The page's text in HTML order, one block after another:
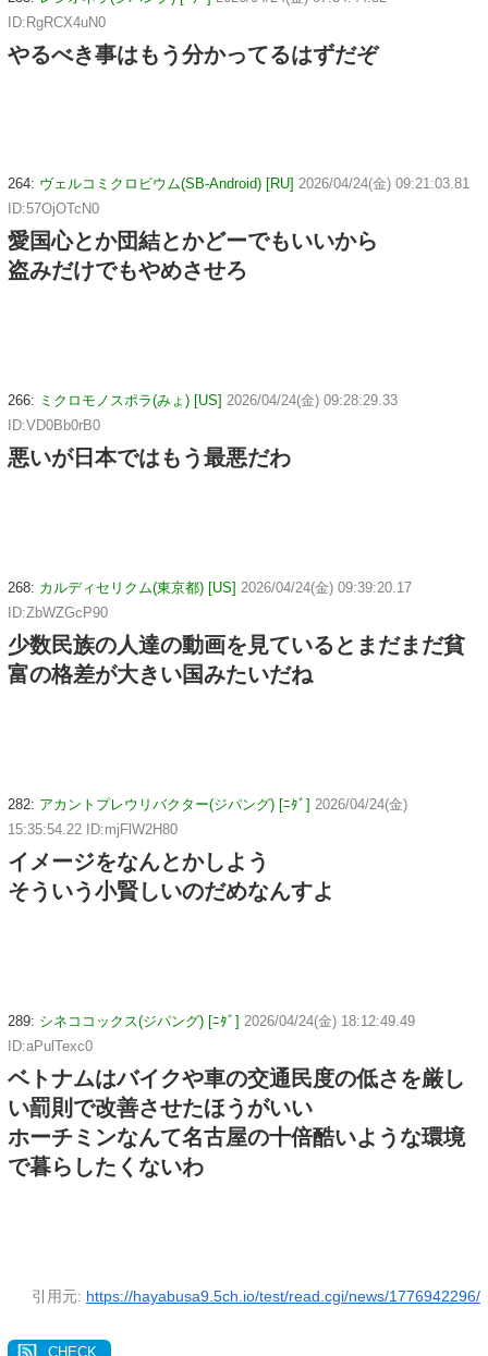
ID:RgRCX4uN0
やるべき事はもう分かってるはずだぞ
264: ヴェルコミクロビウム(SB-Android) [RU] 2026/04/24(金) 09:21:03.81
ID:57OjOTcN0
愛国心とか団結とかどーでもいいから
盗みだけでもやめさせろ
266: ミクロモノスポラ(みょ) [US] 2026/04/24(金) 09:28:29.33
ID:VD0Bb0rB0
悪いが日本ではもう最悪だわ
268: カルディセリクム(東京都) [US] 2026/04/24(金) 09:39:20.17
ID:ZbWZGcP90
少数民族の人達の動画を見ているとまだまだ貧
富の格差が大きい国みたいだね
282: アカントプレウリバクター(ジパング) [ﾆﾀﾞ] 2026/04/24(金)
15:35:54.22 ID:mjFlW2H80
イメージをなんとかしよう
そういう小賢しいのだめなんすよ
289: シネココックス(ジパング) [ﾆﾀﾞ] 2026/04/24(金) 18:12:49.49
ID:aPulTexc0
ベトナムはバイクや車の交通民度の低さを厳し
い罰則で改善させたほうがいい
ホーチミンなんて名古屋の十倍酷いような環境
で暮らしたくないわ
引用元: https://hayabusa9.5ch.io/test/read.cgi/news/1776942296/